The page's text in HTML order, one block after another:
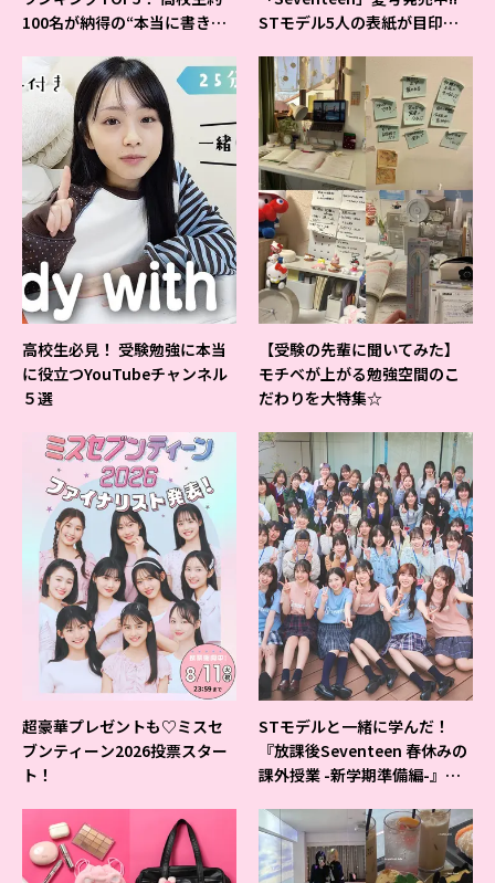
100名が納得の“本当に書きや
STモデル5人の表紙が目印だ
高校生必見！ 受験勉強に本当
に役立つYouTubeチャンネル
５選
【受験の先輩に聞いてみた】
モチベが上がる勉強空間のこ
だわりを大特集☆
超豪華プレゼントも♡ミスセ
ブンティーン2026投票スター
ト！
STモデルと一緒に学んだ！
『放課後Seventeen 春休みの
課外授業 -新学期準備編-』イ